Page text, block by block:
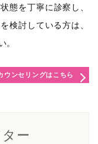
態を丁寧に診察し、
検討している方は、
。
ウンセリングはこちら
ー